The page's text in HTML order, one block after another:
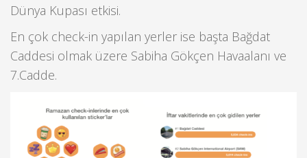
Dünya Kupası etkisi.
En çok check-in yapılan yerler ise başta Bağdat
Caddesi olmak üzere Sabiha Gökçen Havaalanı ve
7.Cadde.